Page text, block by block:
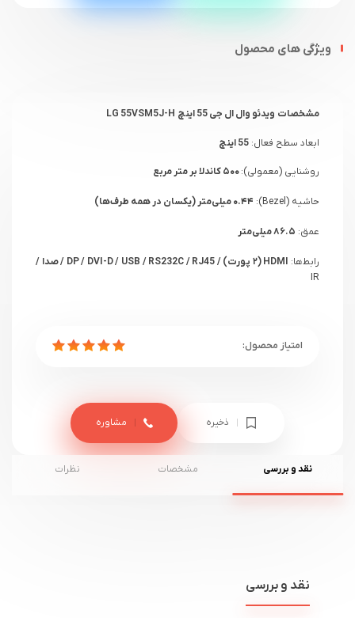
ویژگی های محصول
مشخصات ویدئو وال ال جی 55 اینچ LG 55VSM5J-H
ابعاد سطح فعال: 55 اینچ
روشنایی (معمولی):
حاشیه (Bezel): ۰.۴۴ میلی‌متر (یکسان در همه طرف‌ها)
عمق: ۸۶.۵ میلی‌متر
رابط‌ها:
IR
ذخیره مشاوره
نقد و بررسی مشخصات نظرات
نقد و بررسی